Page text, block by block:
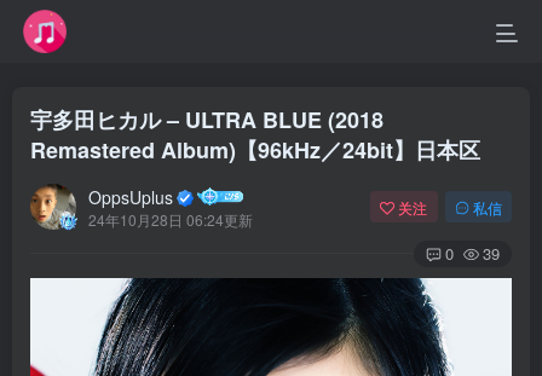
宇多田ヒカル – ULTRA BLUE (2018
Remastered Album)【96kHz／24bit】日本区
OppsUplus
24年10月28日 06:24更新
关注 私信
0 39